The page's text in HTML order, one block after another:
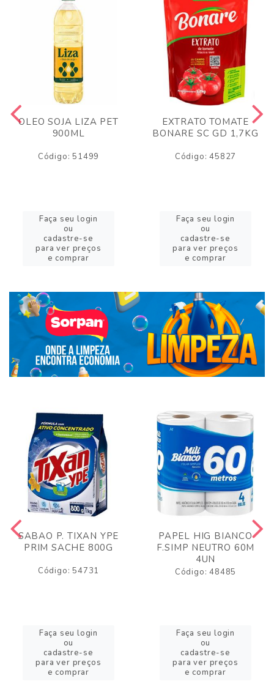
OLEO SOJA LIZA PET
900ML
Código: 51499
Faça seu login
ou
cadastre-se
para ver preços
e comprar
EXTRATO TOMATE
BONARE SC GD 1,7KG
Código: 45827
Faça seu login
ou
cadastre-se
para ver preços
e comprar
SABAO P. TIXAN YPE
PRIM SACHE 800G
Código: 54731
Faça seu login
ou
cadastre-se
para ver preços
e comprar
PAPEL HIG BIANCO
F.SIMP NEUTRO 60M
4UN
Código: 48485
Faça seu login
ou
cadastre-se
para ver preços
e comprar